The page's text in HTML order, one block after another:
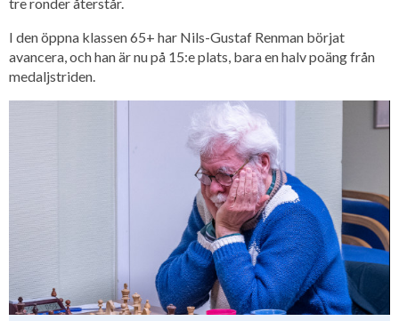
I den öppna klassen 65+ har Nils-Gustaf Renman börjat
avancera, och han är nu på 15:e plats, bara en halv poäng från
medaljstriden.